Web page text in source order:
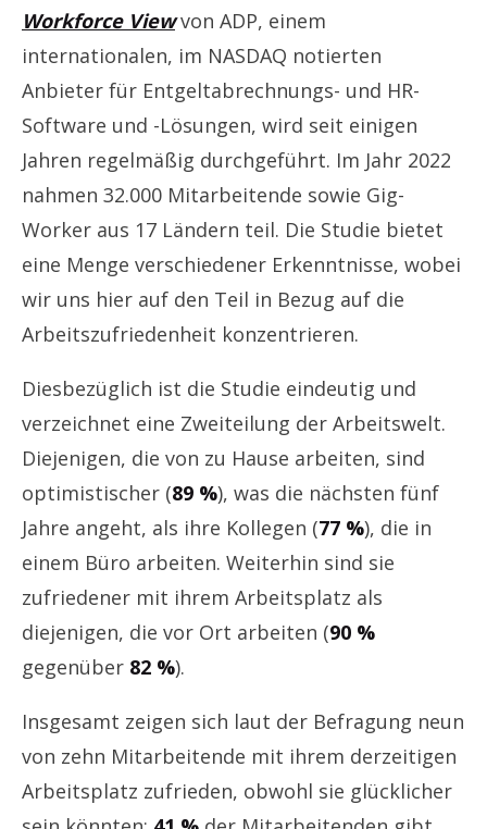
Workforce Viewvon ADP, einem
internationalen, im NASDAQ notierten
Anbieter für Entgeltabrechnungs- und HR-
Software und -Lösungen, wird seit einigen
Jahren regelmäßig durchgeführt. Im Jahr 2022
nahmen 32.000 Mitarbeitende sowie Gig-
Worker aus 17 Ländern teil. Die Studie bietet
eine Menge verschiedener Erkenntnisse, wobei
wir uns hier auf den Teil in Bezug auf die
Arbeitszufriedenheit konzentrieren.
Diesbezüglich ist die Studie eindeutig und
verzeichnet eine Zweiteilung der Arbeitswelt.
Diejenigen, die von zu Hause arbeiten, sind
optimistischer (89 %), was die nächsten fünf
Jahre angeht, als ihre Kollegen (77 %), die in
einem Büro arbeiten. Weiterhin sind sie
zufriedener mit ihrem Arbeitsplatz als
diejenigen, die vor Ort arbeiten (90 %
gegenüber 82 %).
Insgesamt zeigen sich laut der Befragung neun
von zehn Mitarbeitende mit ihrem derzeitigen
Arbeitsplatz zufrieden, obwohl sie glücklicher